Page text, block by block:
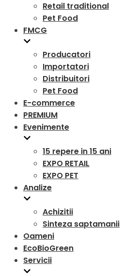
Retail traditional
Pet Food
FMCG
Producatori
Importatori
Distribuitori
Pet Food
E-commerce
PREMIUM
Evenimente
15 repere in 15 ani
EXPO RETAIL
EXPO PET
Analize
Achizitii
Sinteza saptamanii
Oameni
EcoBioGreen
Servicii